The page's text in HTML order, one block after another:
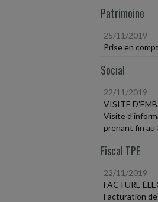
Patrimoine
25/11/2019
Prise en
Social
22/11/2019
VISITE
Visite
prenant fin au
Fiscal TPE
22/11/2019
FACTURE
Facturation